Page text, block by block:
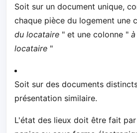
Soit sur un document unique,
chaque pièce du logement une
du locataire " et une colonne "
locataire "
Soit sur des documents
présentation similaire.
L'état des lieux doit être fait